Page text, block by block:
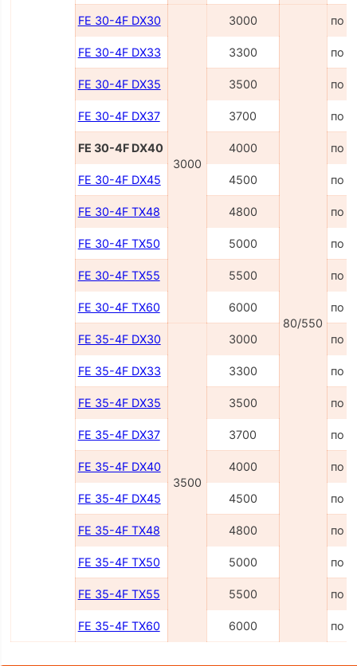
FE 30-4F DX30
3000
3000
80/550
по
FE 30-4F DX33 3300 по
FE 30-4F DX35 3500 по
FE 30-4F DX37 3700 по
FE 30-4F DX40 4000 по
FE 30-4F DX45 4500 по
FE 30-4F TX48 4800 по
FE 30-4F TX50 5000 по
FE 30-4F TX55 5500 по
FE 30-4F TX60 6000 по
FE 35-4F DX30
3500
3000 по
FE 35-4F DX33 3300 по
FE 35-4F DX35 3500 по
FE 35-4F DX37 3700 по
FE 35-4F DX40 4000 по
FE 35-4F DX45 4500 по
FE 35-4F TX48 4800 по
FE 35-4F TX50 5000 по
FE 35-4F TX55 5500 по
FE 35-4F TX60 6000 по